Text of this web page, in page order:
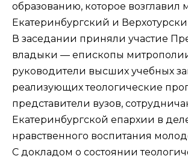
образованию, которое возглавил
Екатеринбургский и
В заседании приняли участие
владыки — епископы
руководители высших учебных
реализующих теологические
представители вузов,
Екатеринбургской епархии в
нравственного воспитания
С докладом о состоянии